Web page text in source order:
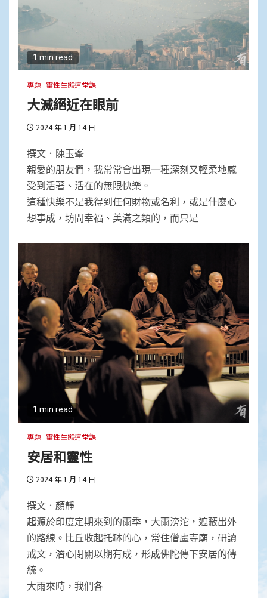
1 min read
專題 靈性生態這堂課
大滅絕近在眼前
2024 年 1 月 14 日
撰文．陳玉峯
親愛的朋友們，我常常會出現一種深刻又輕柔地感
受到活著、活在的無限快樂。
這種快樂不是我得到任何財物或名利，或是什麼心
想事成，坊間幸福、美滿之類的，而只是
1 min read
專題 靈性生態這堂課
安居和靈性
2024 年 1 月 14 日
撰文．顏靜
起源於印度定期來到的雨季，大雨滂沱，遮蔽出外
的路線。比丘收起托缽的心，常住僧盧寺廟，研讀
戒文，潛心閉關以期有成，形成佛陀傳下安居的傳
統。
大雨來時，我們各